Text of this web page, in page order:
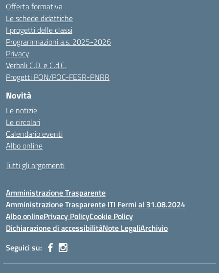
Offerta formativa
Le schede didattiche
I progetti delle classi
Programmazioni a.s. 2025-2026
Privacy
Verbali C.D. e C.d.C.
Progetti PON/POC-FESR-PNRR
Novità
Le notizie
Le circolari
Calendario eventi
Albo online
Tutti gli argomenti
Amministrazione Trasparente
Amministrazione Trasparente ITI Fermi al 31.08.2024
Albo onlinePrivacy PolicyCookie Policy
Dichiarazione di accessibilitàNote LegaliArchivio
Seguici su: